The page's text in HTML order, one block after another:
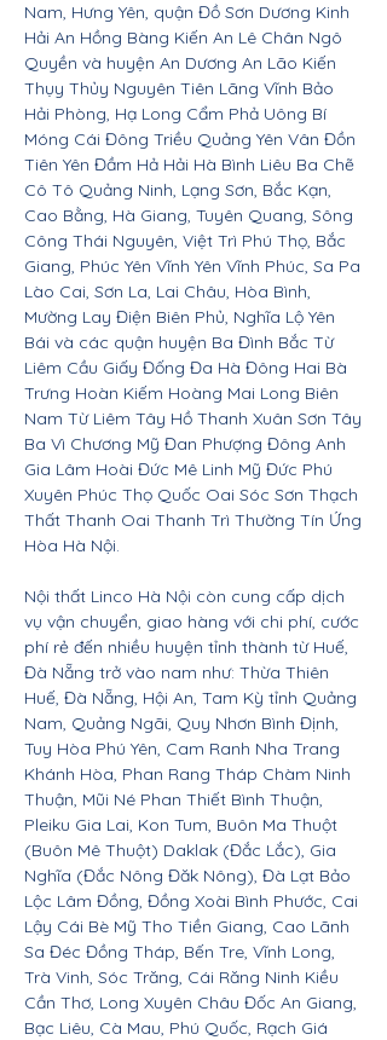
Nam, Hưng Yên, quận Đồ Sơn Dương Kinh
Hải An Hồng Bàng Kiến An Lê Chân Ngô
Quyền và huyện An Dương An Lão Kiến
Thụy Thủy Nguyên Tiên Lãng Vĩnh Bảo
Hải Phòng, Hạ Long Cẩm Phả Uông Bí
Móng Cái Đông Triều Quảng Yên Vân Đồn
Tiên Yên Đầm Hả Hải Hà Bình Liêu Ba Chẽ
Cô Tô Quảng Ninh, Lạng Sơn, Bắc Kạn,
Cao Bằng, Hà Giang, Tuyên Quang, Sông
Công Thái Nguyên, Việt Trì Phú Thọ, Bắc
Giang, Phúc Yên Vĩnh Yên Vĩnh Phúc, Sa Pa
Lào Cai, Sơn La, Lai Châu, Hòa Bình,
Mường Lay Điện Biên Phủ, Nghĩa Lộ Yên
Bái và các quận huyện Ba Đình Bắc Từ
Liêm Cầu Giấy Đống Đa Hà Đông Hai Bà
Trưng Hoàn Kiếm Hoàng Mai Long Biên
Nam Từ Liêm Tây Hồ Thanh Xuân Sơn Tây
Ba Vì Chương Mỹ Đan Phượng Đông Anh
Gia Lâm Hoài Đức Mê Linh Mỹ Đức Phú
Xuyên Phúc Thọ Quốc Oai Sóc Sơn Thạch
Thất Thanh Oai Thanh Trì Thường Tín Ứng
Hòa Hà Nội.
Nội thất Linco Hà Nội còn cung cấp dịch
vụ vận chuyển, giao hàng với chi phí, cước
phí rẻ đến nhiều huyện tỉnh thành từ Huế,
Đà Nẵng trở vào nam như: Thừa Thiên
Huế, Đà Nẵng, Hội An, Tam Kỳ tỉnh Quảng
Nam, Quảng Ngãi, Quy Nhơn Bình Định,
Tuy Hòa Phú Yên, Cam Ranh Nha Trang
Khánh Hòa, Phan Rang Tháp Chàm Ninh
Thuận, Mũi Né Phan Thiết Bình Thuận,
Pleiku Gia Lai, Kon Tum, Buôn Ma Thuột
(Buôn Mê Thuột) Daklak (Đắc Lắc), Gia
Nghĩa (Đắc Nông Đăk Nông), Đà Lạt Bảo
Lộc Lâm Đồng, Đồng Xoài Bình Phước, Cai
Lậy Cái Bè Mỹ Tho Tiền Giang, Cao Lãnh
Sa Đéc Đồng Tháp, Bến Tre, Vĩnh Long,
Trà Vinh, Sóc Trăng, Cái Răng Ninh Kiều
Cần Thơ, Long Xuyên Châu Đốc An Giang,
Bạc Liêu, Cà Mau, Phú Quốc, Rạch Giá